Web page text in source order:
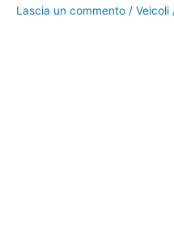
Lascia un commento / Veicoli